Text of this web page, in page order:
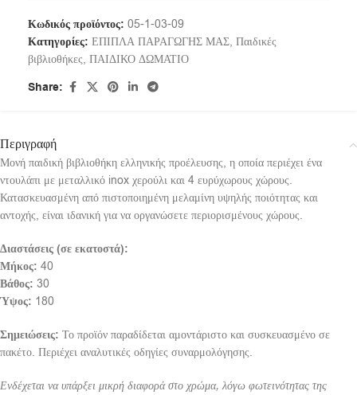
Κωδικός προϊόντος: 05-1-03-09
Κατηγορίες: ΕΠΙΠΛΑ ΠΑΡΑΓΩΓΗΣ ΜΑΣ, Παιδικές
βιβλιοθήκες, ΠΑΙΔΙΚΟ ΔΩΜΑΤΙΟ
Share:
Περιγραφή
Μονή παιδική βιβλιοθήκη ελληνικής προέλευσης, η οποία περιέχει ένα
ντουλάπι με μεταλλικό inox χερούλι και 4 ευρύχωρους χώρους.
Κατασκευασμένη από πιστοποιημένη μελαμίνη υψηλής ποιότητας και
αντοχής, είναι ιδανική για να οργανώσετε περιορισμένους χώρους.
Διαστάσεις (σε εκατοστά):
Μήκος: 40
Βάθος: 30
Ύψος: 180
Σημειώσεις: Το προϊόν παραδίδεται αμοντάριστο και συσκευασμένο σε
πακέτο. Περιέχει αναλυτικές οδηγίες συναρμολόγησης.
Ενδέχεται να υπάρξει μικρή διαφορά στο χρώμα, λόγω φωτεινότητας της